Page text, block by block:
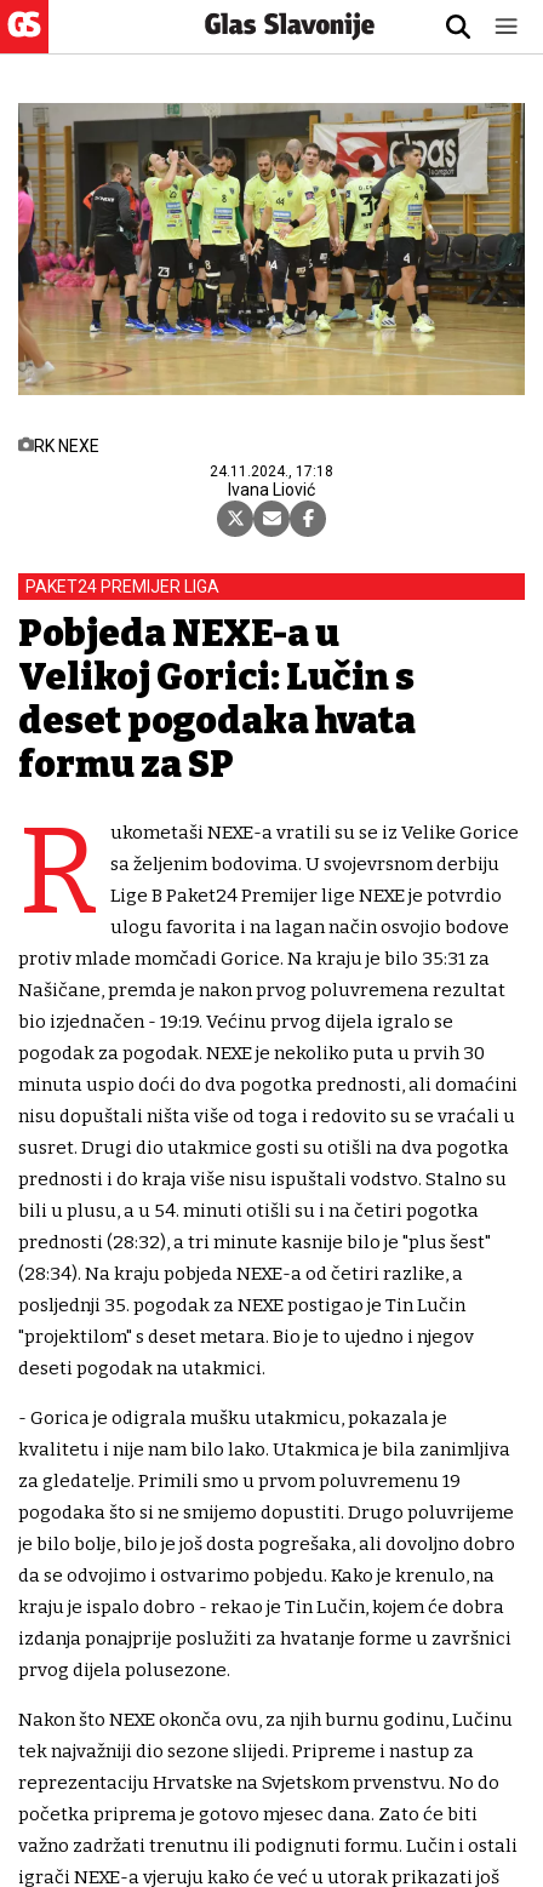
RK NEXE
24.11.2024., 17:18
Ivana Liović
PAKET24 PREMIJER LIGA
Pobjeda NEXE-a u
Velikoj Gorici: Lučin s
deset pogodaka hvata
formu za SP
R
ukometaši NEXE-a vratili su se iz Velike Gorice
sa željenim bodovima. U svojevrsnom derbiju
Lige B Paket24 Premijer lige NEXE je potvrdio
ulogu favorita i na lagan način osvojio bodove
protiv mlade momčadi Gorice. Na kraju je bilo 35:31 za
Našičane, premda je nakon prvog poluvremena rezultat
bio izjednačen - 19:19. Većinu prvog dijela igralo se
pogodak za pogodak. NEXE je nekoliko puta u prvih 30
minuta uspio doći do dva pogotka prednosti, ali domaćini
nisu dopuštali ništa više od toga i redovito su se vraćali u
susret. Drugi dio utakmice gosti su otišli na dva pogotka
prednosti i do kraja više nisu ispuštali vodstvo. Stalno su
bili u plusu, a u 54. minuti otišli su i na četiri pogotka
prednosti (28:32), a tri minute kasnije bilo je "plus šest"
(28:34). Na kraju pobjeda NEXE-a od četiri razlike, a
posljednji 35. pogodak za NEXE postigao je Tin Lučin
"projektilom" s deset metara. Bio je to ujedno i njegov
deseti pogodak na utakmici.
- Gorica je odigrala mušku utakmicu, pokazala je
kvalitetu i nije nam bilo lako. Utakmica je bila zanimljiva
za gledatelje. Primili smo u prvom poluvremenu 19
pogodaka što si ne smijemo dopustiti. Drugo poluvrijeme
je bilo bolje, bilo je još dosta pogrešaka, ali dovoljno dobro
da se odvojimo i ostvarimo pobjedu. Kako je krenulo, na
kraju je ispalo dobro - rekao je Tin Lučin, kojem će dobra
izdanja ponajprije poslužiti za hvatanje forme u završnici
prvog dijela polusezone.
Nakon što NEXE okonča ovu, za njih burnu godinu, Lučinu
tek najvažniji dio sezone slijedi. Pripreme i nastup za
reprezentaciju Hrvatske na Svjetskom prvenstvu. No do
početka priprema je gotovo mjesec dana. Zato će biti
važno zadržati trenutnu ili podignuti formu. Lučin i ostali
igrači NEXE-a vjeruju kako će već u utorak prikazati još